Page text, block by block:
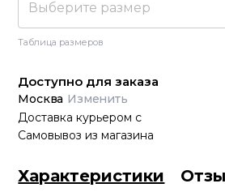
Выберите размер
Таблица размеров
Доступно для заказа
Москва Изменить
Доставка курьером с
Самовывоз из магазина
Характеристики